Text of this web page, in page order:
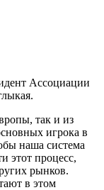
Ассоциации
так и из
игрока в
наша система
этот процесс,
рынков.
в этом